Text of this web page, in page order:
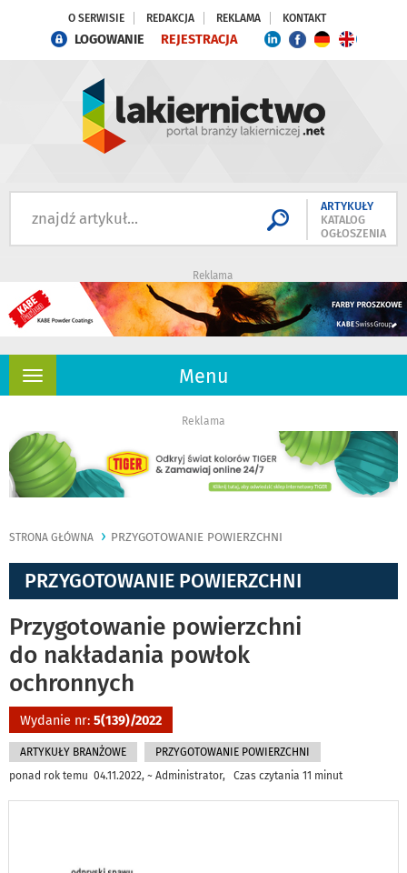
O SERWISIE REDAKCJA REKLAMA KONTAKT
LOGOWANIE REJESTRACJA
ARTYKUŁY
KATALOG
OGŁOSZENIA
Reklama
Menu
Rozwiń
Reklama
STRONA GŁÓWNA PRZYGOTOWANIE POWIERZCHNI
PRZYGOTOWANIE POWIERZCHNI
Przygotowanie powierzchni
do nakładania powłok
ochronnych
Wydanie nr: 5(139)/2022
ARTYKUŁY BRANŻOWE
PRZYGOTOWANIE POWIERZCHNI
ponad rok temu 04.11.2022, ~ Administrator, Czas czytania 11 minut